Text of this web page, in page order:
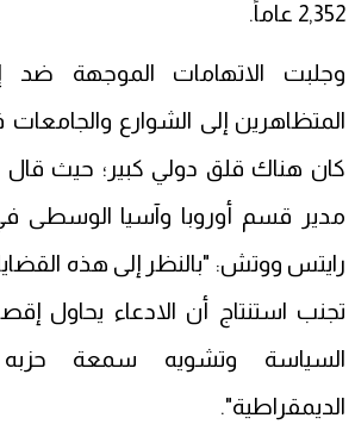
2,352 عاماً.
وجلبت الاتهامات الموجهة ضد
المتظاهرين إلى الشوارع
كان هناك قلق دولي كبير؛ حيث قال
مدير قسم أوروبا وآسيا
رايتس ووتش: "بالنظر إلى هذه
تجنب استنتاج أن الادعاء يحاول
السياسة وتشويه سمعة
الديمقراطية".